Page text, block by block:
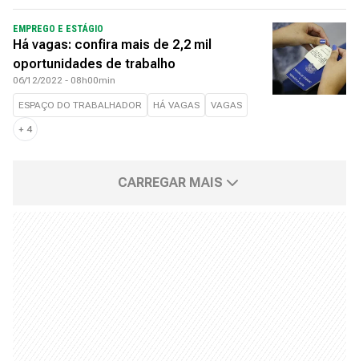
EMPREGO E ESTÁGIO
Há vagas: confira mais de 2,2 mil
oportunidades de trabalho
06/12/2022 - 08h00min
ESPAÇO DO TRABALHADOR HÁ VAGAS VAGAS
+ 4
CARREGAR MAIS